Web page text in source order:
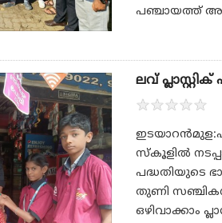
പഞ്ചായത്ത്
ലവ്
★★★★★
സ്കൂളിൽ
പദ്ധതിയുടെ
തുണി
ഒഴിവാക്കാം